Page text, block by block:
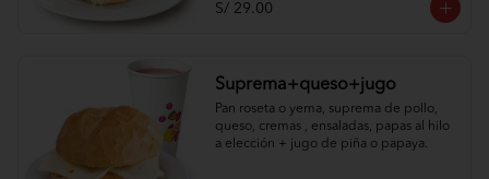
S/ 29.00
Suprema+queso+jugo
Pan roseta o yema, suprema de pollo,
queso, cremas , ensaladas, papas al hilo
a elección + jugo de piña o papaya.